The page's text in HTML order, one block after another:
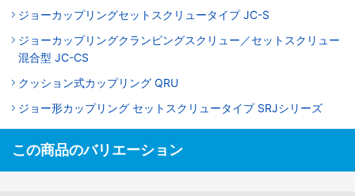
ジョーカップリングセットスクリュータイプ JC-S
ジョーカップリングクランピングスクリュー／セットスクリュー
混合型 JC-CS
クッション式カップリング QRU
ジョー形カップリング セットスクリュータイプ SRJシリーズ
この商品のバリエーション